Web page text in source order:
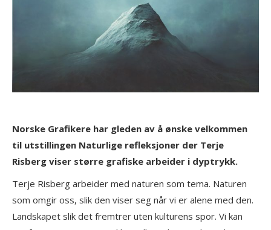
Norske Grafikere har gleden av å ønske velkommen
til utstillingen Naturlige refleksjoner der Terje
Risberg viser større grafiske arbeider i dyptrykk.
Terje Risberg arbeider med naturen som tema. Naturen
som omgir oss, slik den viser seg når vi er alene med den.
Landskapet slik det fremtrer uten kulturens spor. Vi kan